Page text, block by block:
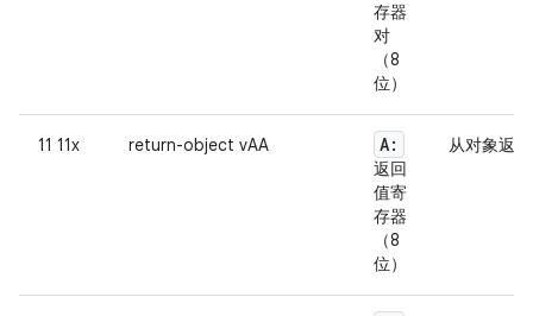
存器
对
（8
位）
11 11x return-object vAA A:
返回
值寄
存器
（8
位）
从对象返